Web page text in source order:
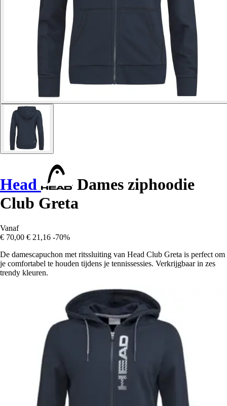
Head
Dames ziphoodie
Club Greta
Vanaf
€ 70,00 € 21,16 -70%
De damescapuchon met ritssluiting van Head Club Greta is perfect om
je comfortabel te houden tijdens je tennissessies. Verkrijgbaar in zes
trendy kleuren.